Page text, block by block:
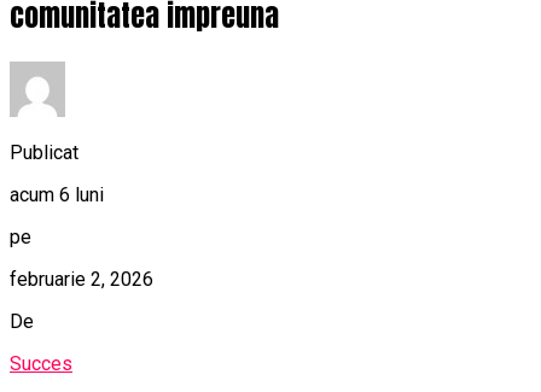
comunitatea impreuna
Publicat
acum 6 luni
pe
februarie 2, 2026
De
Succes